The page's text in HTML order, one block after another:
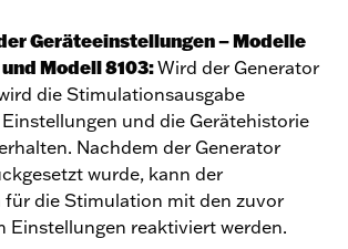
Geräteeinstellungen– Modelle
Modell 8103:Wird der Generator
die Stimulationsausgabe
und die Gerätehistorie
Nachdem der Generator
wurde, kann der
für die Stimulation mit den zuvor
Einstellungen reaktiviert werden.